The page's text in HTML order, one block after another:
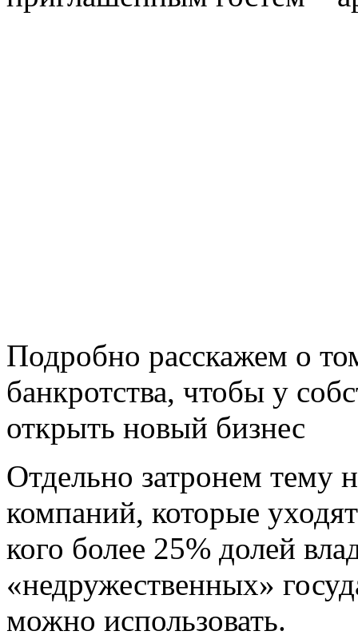
Подробно расскажем о
банкротства, чтобы у
открыть новый бизнес
Отдельно затронем тему
компаний, которые
кого более 25% долей
«недружественных»
можно использовать.